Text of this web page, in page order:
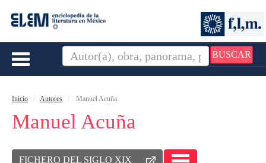
BUSCAR
Toggle
Inicio Autores Manuel Acuña
Manuel Acuña
FICHERO DEL SIGLO XIX
TOGGLE